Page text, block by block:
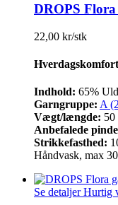
DROPS
22,00 kr/stk
Indhold: 65%
Garngruppe: A
Vægt/længde: 50
Anbefalede
Strikkefasthed:
Håndvask, max
Se detaljerHurtig